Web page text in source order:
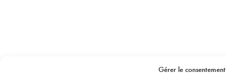
Gérer le